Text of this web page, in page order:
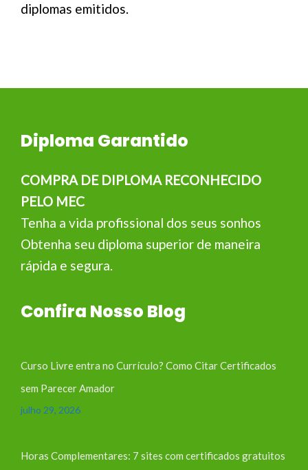
diplomas emitidos.
Diploma Garantido
COMPRA DE DIPLOMA RECONHECIDO
PELO MEC
Tenha a vida profissional dos seus sonhos
Obtenha seu diploma superior de maneira
rápida e segura.
Confira Nosso Blog
Curso Livre entra no Currículo? Como Citar Certificados
sem Parecer Amador
julho 29, 2026
Horas Complementares: 7 sites com certificados gratuitos